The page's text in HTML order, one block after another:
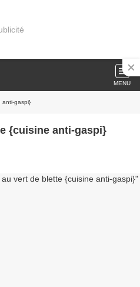
MENU
anti-gaspi}
{cuisine anti-gaspi}